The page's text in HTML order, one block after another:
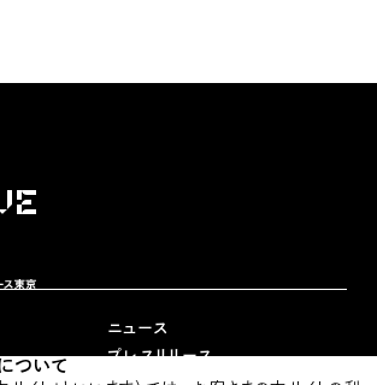
ついて
ニュース
プレスリリース